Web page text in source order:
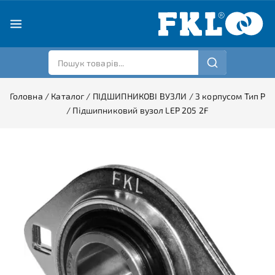
Головна / Каталог / ПІДШИПНИКОВІ ВУЗЛИ /З корпусом Тип P
/ Підшипниковий вузол LEP 205 2F